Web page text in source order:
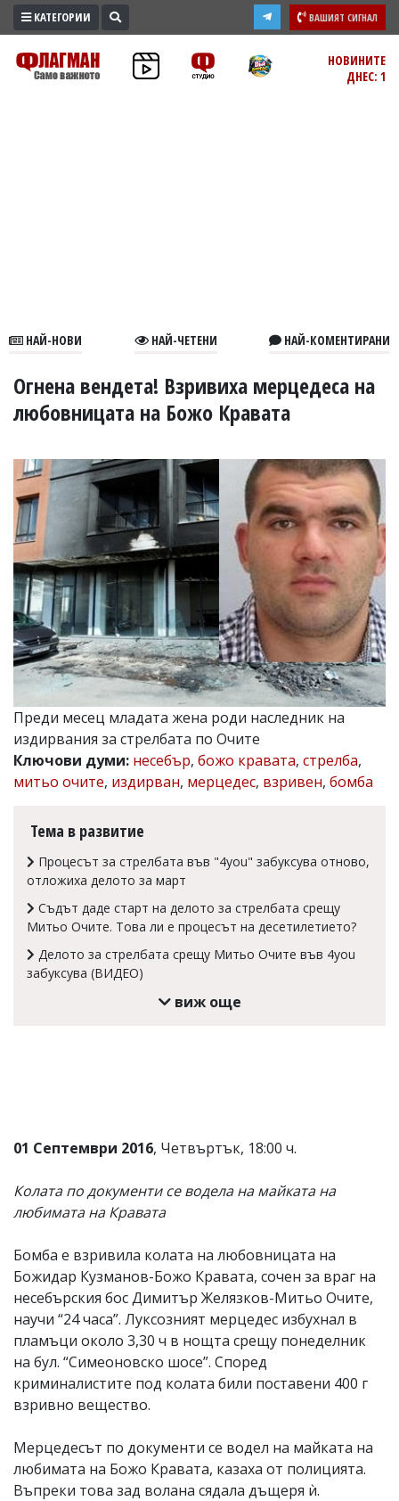
ПРОМО
ЗОНА
В
УКРАЙНА
РАЗСЛЕДВАНЕ
БИЗНЕС
ЮГ
Управители:
Веселин
Василев,
email:
v.vasilev@flagman.bg
Катя
Касабова,
еmail:k.kassabova@flagman.bg
Главен
редактор:
Иван
Колев,
email:
office@flagman.bg
въвеждат
читателите
редакцията
носи
сигнализирайте
КАТЕГОРИИ ВАШИЯТ СИГНАЛ
НОВИНИТЕ
ДНЕС: 1
НАЙ-НОВИ НАЙ-ЧЕТЕНИ НАЙ-КОМЕНТИРАНИ
Огнена вендета! Взривиха мерцедеса на
любовницата на Божо Кравата
Преди месец младата жена роди наследник на
издирвания за стрелбата по Очите
Ключови думи: несебър, божо кравата, стрелба,
митьо очите, издирван, мерцедес, взривен, бомба
Тема в развитие
Процесът за стрелбата във "4you" забуксува отново,
отложиха делото за март
Съдът даде старт на делото за стрелбата срещу
Митьо Очите. Това ли е процесът на десетилетието?
Делото за стрелбата срещу Митьо Очите във 4you
забуксува (ВИДЕО)
виж още
01 Септември 2016, Четвъртък, 18:00 ч.
Колата по документи се водела на майката на
любимата на Кравата
Бомба е взривила колата на любовницата на
Божидар Кузманов-Божо Кравата, сочен за враг на
несебърския бос Димитър Желязков-Митьо Очите,
научи “24 часа”. Луксозният мерцедес избухнал в
пламъци около 3,30 ч в нощта срещу понеделник
на бул. “Симеоновско шосе”. Според
криминалистите под колата били поставени 400 г
взривно вещество.
Мерцедесът по документи се водел на майката на
любимата на Божо Кравата, казаха от полицията.
Въпреки това зад волана сядала дъщеря ѝ.